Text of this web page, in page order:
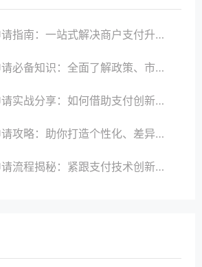
一站式解决商户支付升级、智能化与创新需求
识：全面了解政策、市场、技术与创新趋势
：如何借助支付创新技术提升商户运营效益与效率
助你打造个性化、差异化支付体验以提升竞争力
秘：紧跟支付技术创新步伐，抢占市场先机